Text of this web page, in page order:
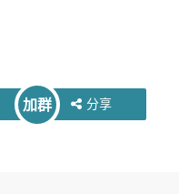
加群 分享